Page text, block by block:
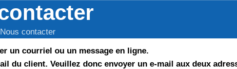
Nous contacter
un courriel ou un message en ligne.
du client. Veuillez donc envoyer un e-mail aux deux